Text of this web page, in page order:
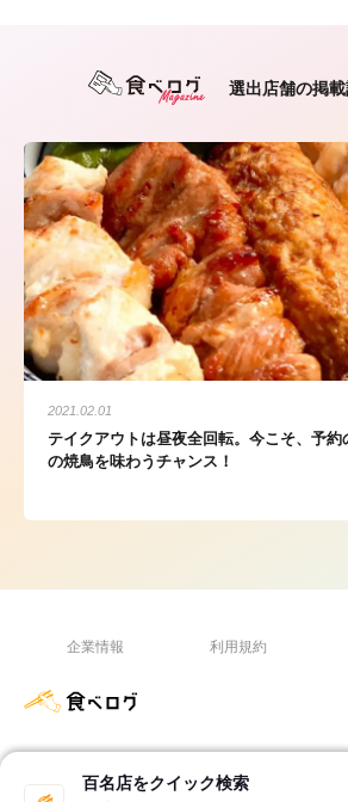
百名店をクイック検索
選出店舗の掲
2021.02.01
テイクアウトは昼夜全回転。今こそ、予約
の焼鳥を味わうチャンス！
企業情報 利用規約